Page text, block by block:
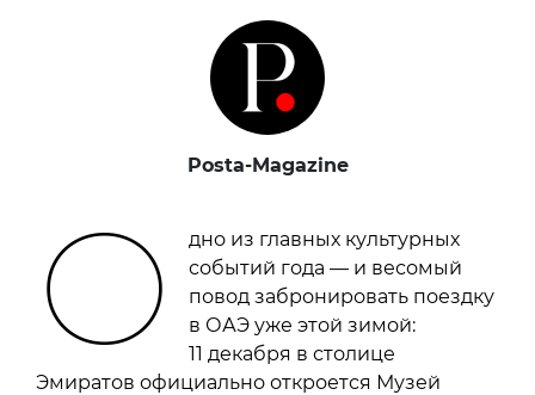
Posta-Magazine
О
дно из главных культурных
событий года — и весомый
повод забронировать поездку
в ОАЭ уже этой зимой:
11 декабря в столице
Эмиратов официально откроется Музей